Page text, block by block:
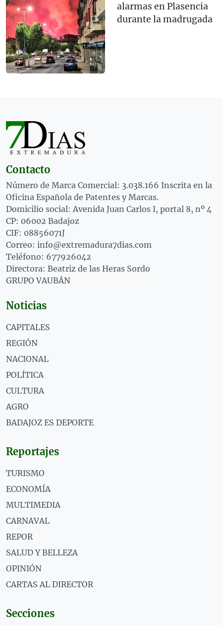
alarmas en Plasencia
durante la madrugada
Contacto
Número de Marca Comercial: 3.038.166 Inscrita en la
Oficina Española de Patentes y Marcas.
Domicilio social: Avenida Juan Carlos I, portal 8, nº 4
CP: 06002 Badajoz
CIF: 08856071J
Correo: info@extremadura7dias.com
Teléfono: 677926042
Directora: Beatriz de las Heras Sordo
GRUPO VAUBÁN
Noticias
CAPITALES
REGIÓN
NACIONAL
POLÍTICA
CULTURA
AGRO
BADAJOZ ES DEPORTE
Reportajes
TURISMO
ECONOMÍA
MULTIMEDIA
CARNAVAL
REPOR
SALUD Y BELLEZA
OPINIÓN
CARTAS AL DIRECTOR
Secciones